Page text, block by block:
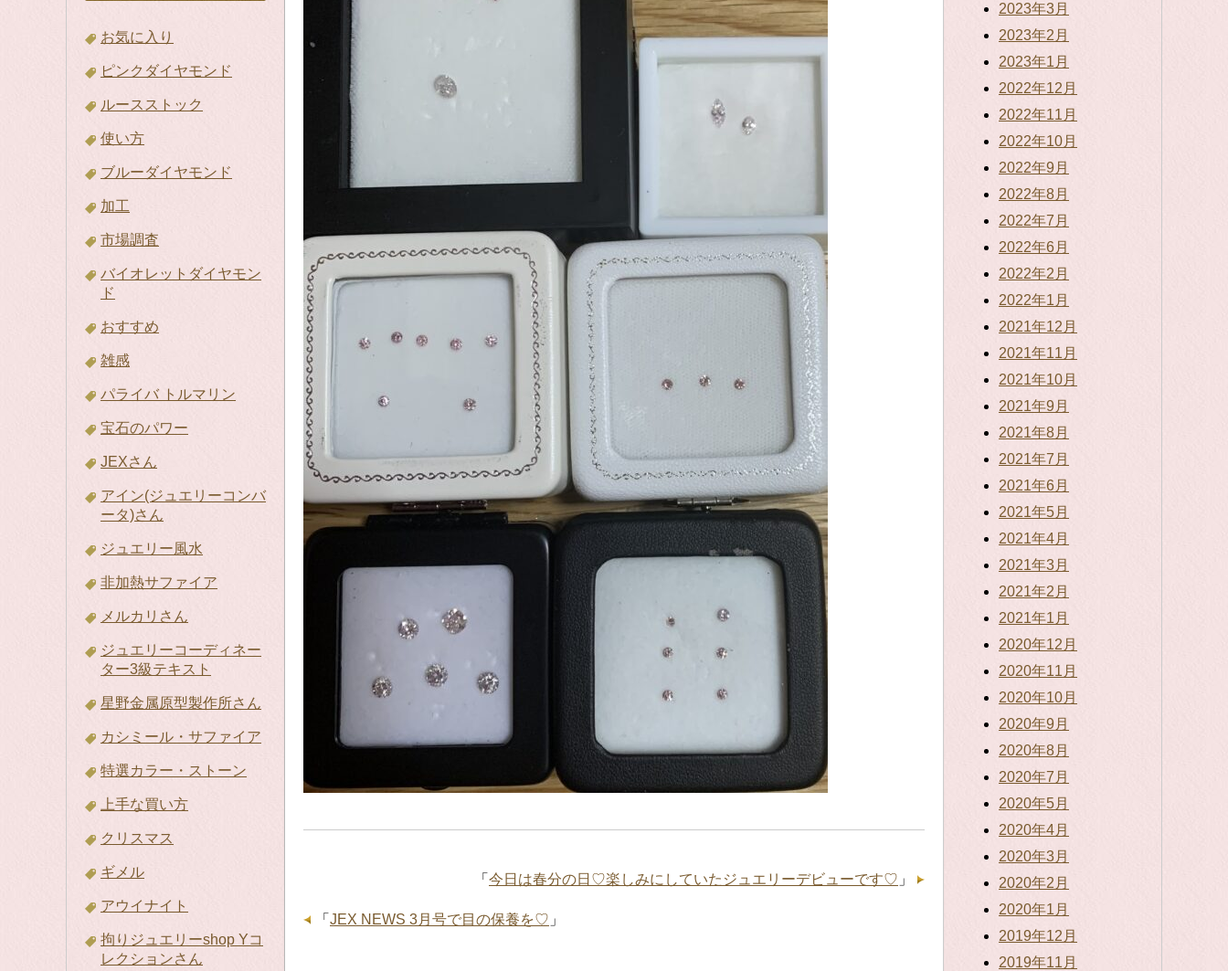
お気に入り
ピンクダイヤモンド
ルースストック
使い方
ブルーダイヤモンド
加工
市場調査
バイオレットダイヤモン
ド
おすすめ
雑感
パライバ トルマリン
宝石のパワー
JEXさん
アイン(ジュエリーコンバ
ータ)さん
ジュエリー風水
非加熱サファイア
メルカリさん
ジュエリーコーディネー
ター3級テキスト
星野金属原型製作所さん
カシミール・サファイア
特選カラー・ストーン
上手な買い方
クリスマス
ギメル
アウイナイト
拘りジュエリーshop Yコ
レクションさん
「 今日は春分の日♡楽しみにしていたジュエリーデビューです♡ 」
「 JEX NEWS 3月号で目の保養を♡ 」
2023年3月
2023年2月
2023年1月
2022年12月
2022年11月
2022年10月
2022年9月
2022年8月
2022年7月
2022年6月
2022年2月
2022年1月
2021年12月
2021年11月
2021年10月
2021年9月
2021年8月
2021年7月
2021年6月
2021年5月
2021年4月
2021年3月
2021年2月
2021年1月
2020年12月
2020年11月
2020年10月
2020年9月
2020年8月
2020年7月
2020年5月
2020年4月
2020年3月
2020年2月
2020年1月
2019年12月
2019年11月